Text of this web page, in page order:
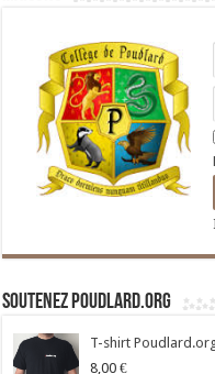
Soutenez Poudlard.org
T-shirt
8,00 €